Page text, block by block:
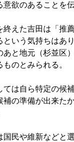
欲のあることを伝
終えた吉田は「推
という気持ちはあ
あと地元（杉並区
のとみられる。
ては自ら特定の候
補の準備が出来た
国民や維新などと